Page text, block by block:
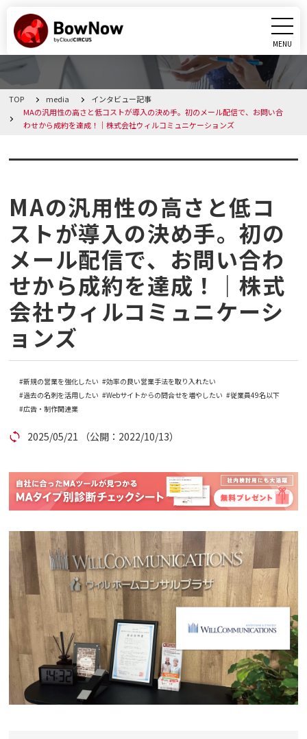
MENU
CLOSE
BowNowとは
料金・プラン
導入事例
メディア
コラム
資料ダウンロード
お問い合わせ
マニュアルサイト
TOP media
インタビュー記事
MAの汎用性の高さと低コストが導入の決め手。初のメール配信で、お問い合
わせから成約を達成！｜株式会社ウィルコミュニケーションズ
インタビュー記事
MAの汎用性の高さと低コ
ストが導入の決め手。初の
メール配信で、お問い合わ
せから成約を達成！｜株式
会社ウィルコミュニケーシ
ョンズ
新規の営業を強化したい
効率の良い営業手法を取り入れたい
過去の名刺を活用したい
Webサイトからの問合せを増やしたい
従業員49名以下
広告・制作関連業
2025/05/21 （公開：2022/10/13）